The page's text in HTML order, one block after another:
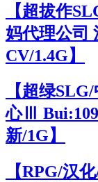
【超拔作
妈代理公司
CV/1.4G】
【超绿
心Ⅲ
新/1G】
【RPG/汉